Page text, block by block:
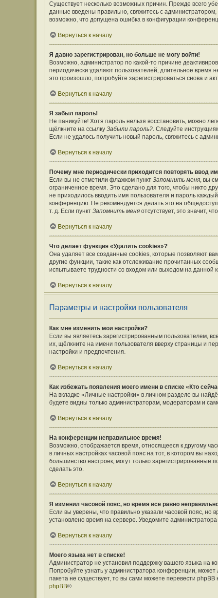
Существует несколько возможных причин. Прежде всего
данные введены правильно, свяжитесь с
возможно, что допущена ошибка в конфигурации
Вернуться к началу
Я давно зарегистрирован, но больше не могу войти!
Возможно, администратор по какой-то причине
периодически удаляют пользователей, длительное
это произошло, попробуйте зарегистрироваться снова и
Вернуться к началу
Я забыл пароль!
Не паникуйте! Хотя пароль нельзя восстановить, можно
щёлкните на ссылку Забыли пароль?. Следуйте
Если не удалось получить новый пароль, свяжитесь с
Вернуться к началу
Почему мне периодически приходится повторять ввод
Если вы не отметили флажком пункт Запомнить меня, вы
ограниченное время. Это сделано для того, чтобы никто
не приходилось вводить имя пользователя и пароль
конференцию. Не рекомендуется делать это на
т. д. Если пункт Запомнить меня отсутствует, это значит,
Вернуться к началу
Что делает функция «Удалить cookies»?
Она удаляет все созданные cookies, которые позволяют
другие функции, такие как отслеживание прочитанных
испытываете трудности со входом или выходом на
Вернуться к началу
Параметры и настройки пользователя
Как мне изменить мои настройки?
Если вы являетесь зарегистрированным пользователем,
их, щёлкните на имени пользователя вверху страницы и
настройки и предпочтения.
Вернуться к началу
Как избежать появления моего имени в списке «Кто
На вкладке «Личные настройки» в личном разделе вы
будете видны только администраторам, модераторам и
Вернуться к началу
На конференции неправильное время!
Возможно, отображается время, относящееся к другому
в личных настройках часовой пояс на тот, в котором вы
большинство настроек, могут только
сделать это.
Вернуться к началу
Я изменил часовой пояс, но время всё равно
Если вы уверены, что правильно указали часовой пояс,
установлено время на сервере. Уведомите
Вернуться к началу
Моего языка нет в списке!
Администратор не установил поддержку вашего языка на
Попробуйте узнать у администратора конференции, может
пакета не существует, то вы сами можете перевести
phpBB®.